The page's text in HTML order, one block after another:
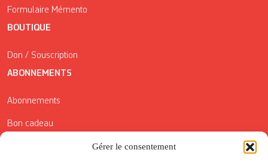
Gérer le consentement
Formulaire Mémento
BOUTIQUE
Don / Souscription
ABONNEMENTS
Abonnements
Bon cadeau
Conditions générales de vente